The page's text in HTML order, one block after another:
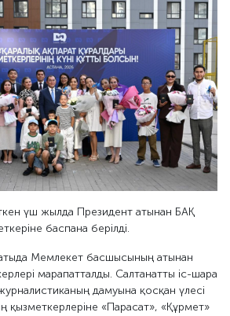
үш жылда Президент атынан БАҚ
баспана берілді.
Мемлекет басшысының атынан
марапатталды. Салтанатты іс-шара
дамуына қосқан үлесі
қызметкерлеріне «Парасат», «Құрмет»